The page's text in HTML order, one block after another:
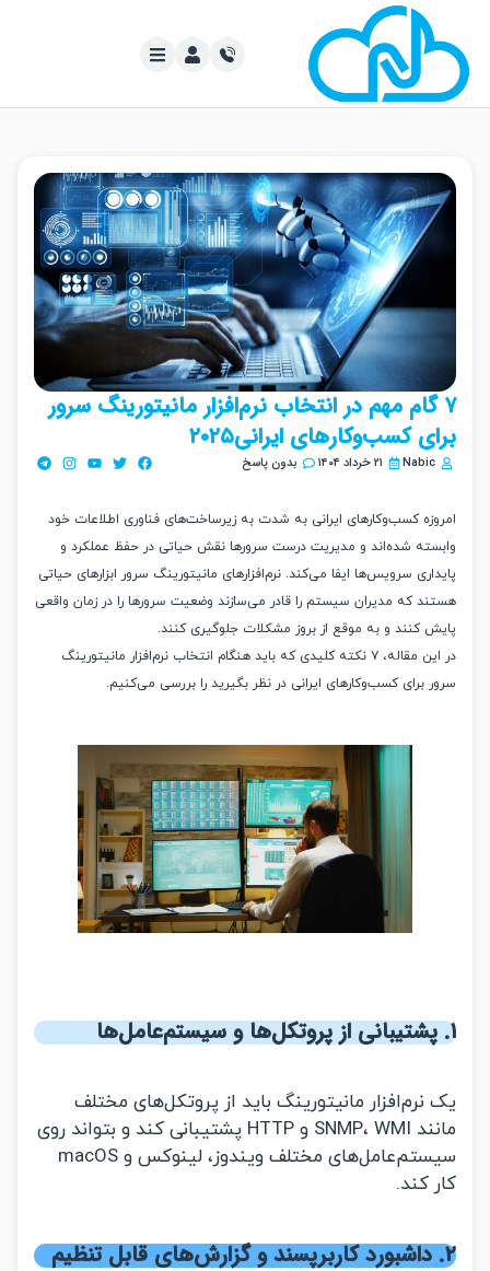
مهم در انتخاب نرم‌افزار مانیتورینگ سرور
کسب‌وکارهای ایرانی۲۰۲۵
۲۱ خرداد ۱۴۰۴ بدون پاسخ
کسب‌وکارهای ایرانی به شدت به زیرساخت‌های فناوری اطلاعات خود
شده‌اند و مدیریت درست سرورها نقش حیاتی در حفظ عملکرد و
سرویس‌ها ایفا می‌کند. نرم‌افزارهای مانیتورینگ سرور ابزارهای حیاتی
که مدیران سیستم را قادر می‌سازند وضعیت سرورها را در زمان واقعی
کنند و به موقع از بروز مشکلات جلوگیری کنند.
در این مقاله، ۷ نکته کلیدی که باید هنگام انتخاب نرم‌افزار مانیتورینگ
برای کسب‌وکارهای ایرانی در نظر بگیرید را بررسی می‌کنیم.
مانیتورینگ باید از پروتکل‌های مختلف
مانند SNMP، WMI و HTTP پشتیبانی کند و بتواند روی
سیستم‌عامل‌های مختلف ویندوز، لینوکس و macOS
کند.